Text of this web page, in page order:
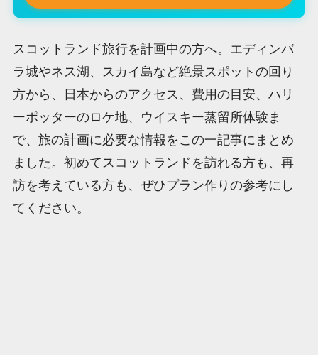
スコットランド旅行を計画中の方へ。エディンバ
ラ城やネス湖、スカイ島など絶景スポットの回り
方から、日本からのアクセス、費用の目安、ハリ
ーポッターのロケ地、ウイスキー蒸留所体験ま
で、旅の計画に必要な情報をこの一記事にまとめ
ました。初めてスコットランドを訪れる方も、再
訪を考えている方も、ぜひプラン作りの参考にし
てください。